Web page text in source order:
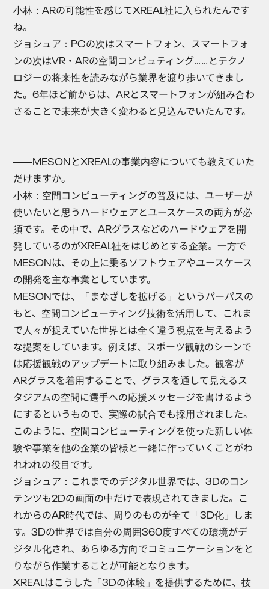
小林 ：ARの可能性を感じてXREAL社に入られたんです
ね。
ジョシュア ：PCの次はスマートフォン、スマートフォ
ンの次はVR・ARの空間コンピュティング……とテクノ
ロジーの将来性を読みながら業界を渡り歩いてきまし
た。6年ほど前からは、ARとスマートフォンが組み合わ
さることで未来が大きく変わると見込んでいたんです。
――MESONとXREALの事業内容についても教えていた
だけますか。
小林 ：空間コンピューティングの普及には、ユーザーが
使いたいと思うハードウェアとユースケースの両方が必
須です。その中で、ARグラスなどのハードウェアを開
発しているのがXREAL社をはじめとする企業。一方で
MESONは、その上に乗るソフトウェアやユースケース
の開発を主な事業としています。
MESONでは、「まなざしを拡げる」というパーパスの
もと、空間コンピューティング技術を活用して、これま
で人々が捉えていた世界とは全く違う視点を与えるよう
な提案をしています。例えば、スポーツ観戦のシーンで
は応援観戦のアップデートに取り組みました。観客が
ARグラスを着用することで、グラスを通して見えるス
タジアムの空間に選手への応援メッセージを書けるよう
にするというもので、実際の試合でも採用されました。
このように、空間コンピューティングを使った新しい体
験や事業を他の企業の皆様と一緒に作っていくことがわ
れわれの役目です。
ジョシュア ：これまでのデジタル世界では、3Dのコン
テンツも2Dの画面の中だけで表現されてきました。こ
れからのAR時代では、周りのものが全て「3D化」しま
す。3Dの世界では自分の周囲360度すべての環境がデ
ジタル化され、あらゆる方向でコミュニケーションをと
りながら作業することが可能となります。
XREALはこうした「3Dの体験」を提供するために、技